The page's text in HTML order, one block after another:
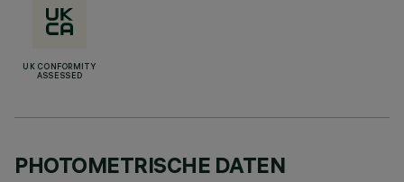
UK CONFORMITY
ASSESSED
PHOTOMETRISCHE DATEN